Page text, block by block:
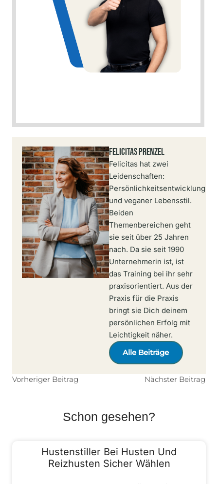
Felicitas Prenzel
Felicitas hat zwei
Leidenschaften:
Persönlichkeitsentwicklung
und veganer Lebensstil.
Beiden
Themenbereichen geht
sie seit über 25 Jahren
nach. Da sie seit 1990
Unternehmerin ist, ist
das Training bei ihr sehr
praxisorientiert. Aus der
Praxis für die Praxis
bringt sie Dich deinem
persönlichen Erfolg mit
Leichtigkeit näher.
Alle Beiträge
Vorheriger Beitrag Nächster Beitrag
Schon gesehen?
Hustenstiller Bei Husten Und
Reizhusten Sicher Wählen